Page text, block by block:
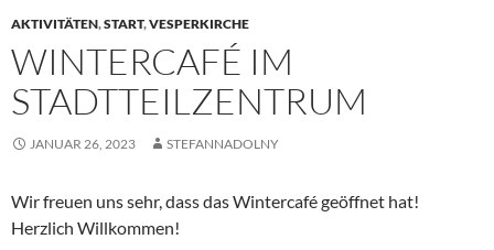
AKTIVITÄTEN,START,VESPERKIRCHE
WINTERCAFÉ IM
STADTTEILZENTRUM
JANUAR 26, 2023 STEFANNADOLNY
Wir freuen uns sehr, dass das Wintercafé geöffnet hat!
Herzlich Willkommen!